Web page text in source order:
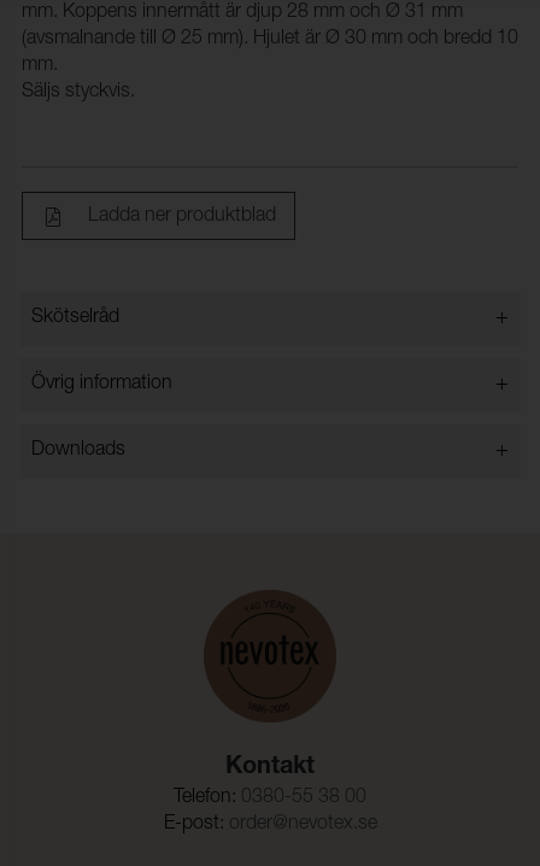
mm. Koppens innermått är djup 28 mm och Ø 31 mm
(avsmalnande till Ø 25 mm). Hjulet är Ø 30 mm och bredd 10
mm.
Säljs styckvis.
Ladda ner produktblad
Skötselråd +
Övrig information +
Downloads +
Kontakt
Telefon: 0380-55 38 00
E-post: order@nevotex.se